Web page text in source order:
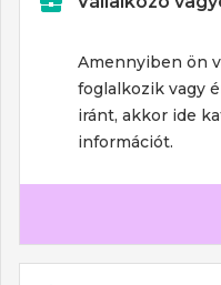
Amennyiben ön
foglalkozik vagy
iránt, akkor ide
információt.